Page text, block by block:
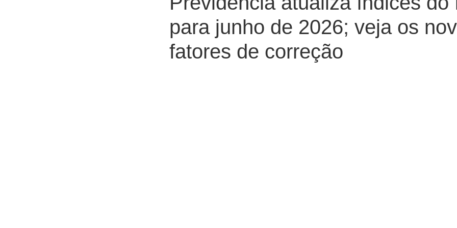
para junho de 2026; veja os
fatores de correção